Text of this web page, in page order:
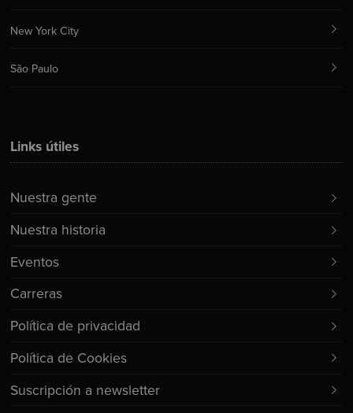
Links útiles
Nuestra gente
Nuestra historia
Eventos
Carreras
Política de privacidad
Política de Cookies
Suscripción a newsletter
New York City
São Paulo